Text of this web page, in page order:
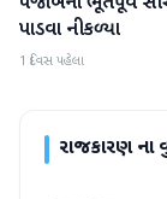
પાડવા નીકળ્યા
1 દિવસ પહેલા
રાજકારણના